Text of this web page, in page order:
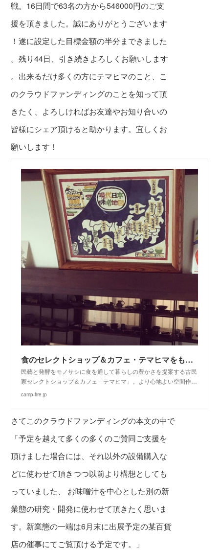
戦。 16日間で63名の方から546000円のご支
援を頂きました。誠にありがとうございます
！遂に設定した目標金額の半分まできました
。残り44日、引き続きよろしくお願いします
。出来るだけ多くの方にテマヒマのこと、こ
のクラウドファンディングのことを知って頂
きたく、よろしければお友達やお知り合いの
皆様にシェア頂けると助かります。宜しくお
願いします！
食のセレクトショップ＆カフェ・テマヒマをもっと味わって欲しい！
民藝と発酵をモノサシに食を通して暮らしの豊かさを提案する古民
家セレクトショップ＆カフェ「テマヒマ」。より心地よい空間作…
camp-fire.jp
さてこのクラウドファンディングの本文の中で
「予定を越えて多くの多くのご賛同ご支援を
頂けました場合には、それ以外の設備購入な
どに使わせて頂きつつ以前より構想としても
っていました、 お味噌汁を中心とした別の新
業態の研究・開発に使わせて頂きたく思いま
す。新業態の一端は6月末に出展予定の某百貨
店の催事にてご覧頂ける予定です。」